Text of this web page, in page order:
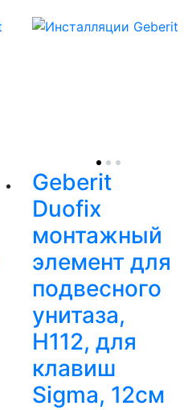
Geberit
Duofix
монтажный
элемент для
подвесного
унитаза,
H112, для
клавиш
Sigma, 12см